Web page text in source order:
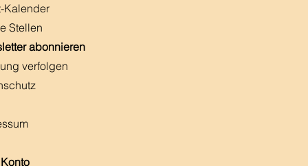
Kalender
Stellen
abonnieren
verfolgen